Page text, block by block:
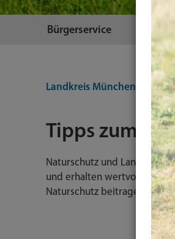
Bürgerservice
Landkreis München
Tipps zum
Naturschutz und
und erhalten wertvolle Tipps,
Naturschutz beitragen